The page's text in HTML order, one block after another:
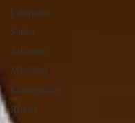
Lähiruoka
Sulkia
Askartelu
Myyjäiset
Kananmunat
REKO